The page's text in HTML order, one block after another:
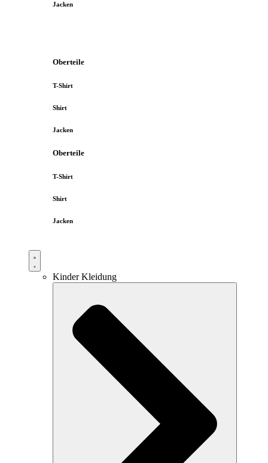
Jacken
Oberteile
T-Shirt
Shirt
Jacken
Oberteile
T-Shirt
Shirt
Jacken
Kinder Kleidung